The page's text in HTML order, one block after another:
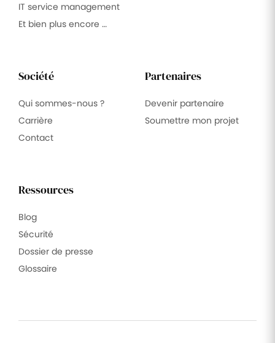
IT service management
Et bien plus encore …
Société
Qui sommes-nous ?
Carrière
Contact
Partenaires
Devenir partenaire
Soumettre mon projet
Ressources
Blog
Sécurité
Dossier de presse
Glossaire